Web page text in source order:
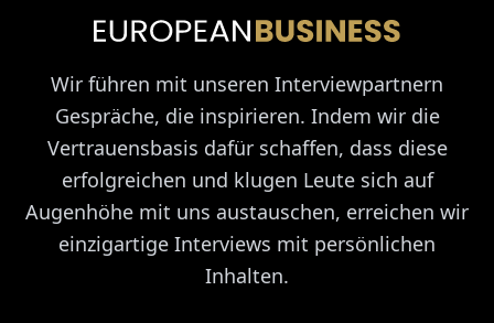
Wir führen mit unseren Interviewpartnern
Gespräche, die inspirieren. Indem wir die
Vertrauensbasis dafür schaffen, dass diese
erfolgreichen und klugen Leute sich auf
Augenhöhe mit uns austauschen, erreichen wir
einzigartige Interviews mit persönlichen
Inhalten.